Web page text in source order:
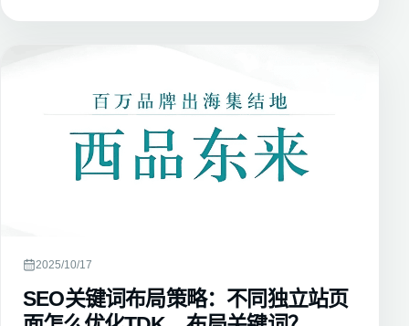
2025/10/17
SEO关键词布局策略：不同独立站页